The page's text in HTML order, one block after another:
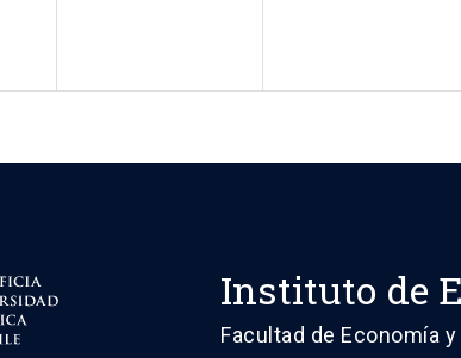
Instituto de
Facultad de Economía